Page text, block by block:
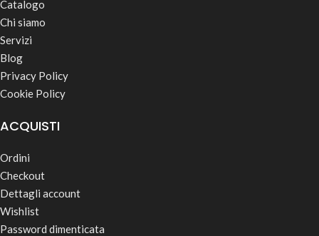
Catalogo
Chi siamo
Servizi
Blog
Privacy Policy
Cookie Policy
ACQUISTI
Ordini
Checkout
Dettagli account
Wishlist
Password dimenticata